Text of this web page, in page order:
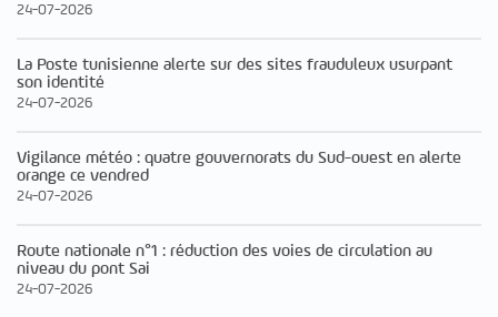
24-07-2026
La Poste tunisienne alerte sur des sites frauduleux usurpant
son identité
24-07-2026
Vigilance météo : quatre gouvernorats du Sud-ouest en alerte
orange ce vendred
24-07-2026
Route nationale n°1 : réduction des voies de circulation au
niveau du pont Sai
24-07-2026